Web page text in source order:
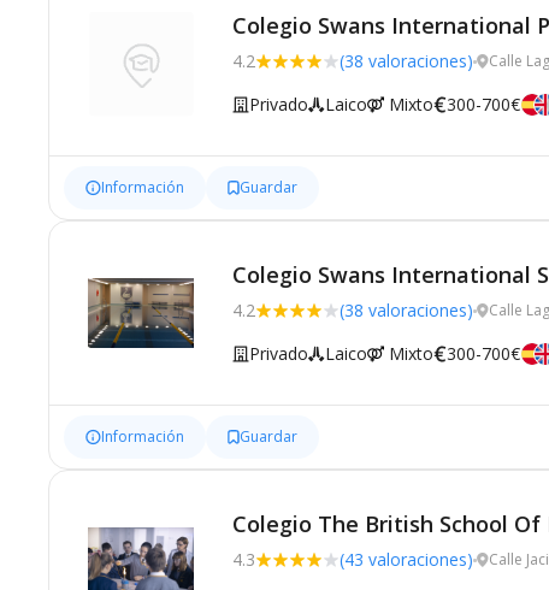
Colegio Swans International
4.2 (38 valoraciones) Calle
Privado Laico Mixto 300-700€
Información Guardar
Colegio Swans International
4.2 (38 valoraciones) Calle
Privado Laico Mixto 300-700€
Información Guardar
Colegio The British School
4.3 (43 valoraciones) Calle